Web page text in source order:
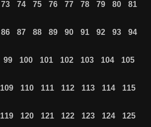
73 74 75 76 77 78 79 80 81
86 87 88 89 90 91 92 93 94
99 100 101 102 103 104 105
109 110 111 112 113 114 115
119 120 121 122 123 124 125